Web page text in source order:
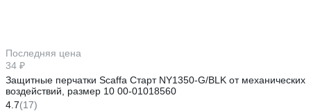
Последняя цена
34 ₽
Защитные перчатки Scaffa Старт NY1350-G/BLK от механических
воздействий, размер 10 00-01018560
4.7(17)